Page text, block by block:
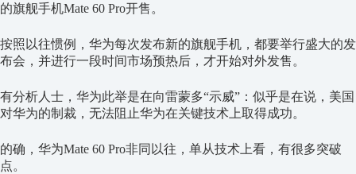
的旗舰手机Mate 60 Pro开售。
按照以往惯例，华为每次发布新的旗舰手机，都要举行盛大的发
布会，并进行一段时间市场预热后，才开始对外发售。
有分析人士，华为此举是在向雷蒙多“示威”：似乎是在说，美国
对华为的制裁，无法阻止华为在关键技术上取得成功。
的确，华为Mate 60 Pro非同以往，单从技术上看，有很多突破
点。